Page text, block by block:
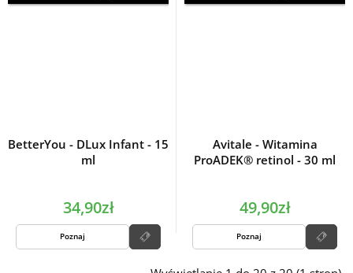
BetterYou - DLux Infant - 15
ml
34,90zł
Poznaj
Avitale - Witamina
ProADEK® retinol - 30 ml
49,90zł
Poznaj